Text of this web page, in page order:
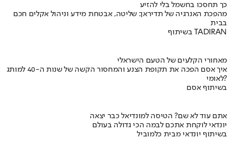
כך תחסכו בחשמל בלי להזיע
מהפכת האנרגיה של תדיראן: שליטה, אבטחת מידע וניהול אקלים חכם
בבית
בשיתוף TADIRAN
מאחורי הקלעים של הטעם הישראלי
איך אסם הפכה את תקופת הצנע והמחסור הקשה של שנות ה-40 למותג
לאומי?
בשיתוף אסם
אתם עוד לא שם? הטיסה למונדיאל כבר יצאה
יונדאי לוקחת אתכם לבמה הכי גדולה בעולם
בשיתוף יונדאי מבית כלמוביל